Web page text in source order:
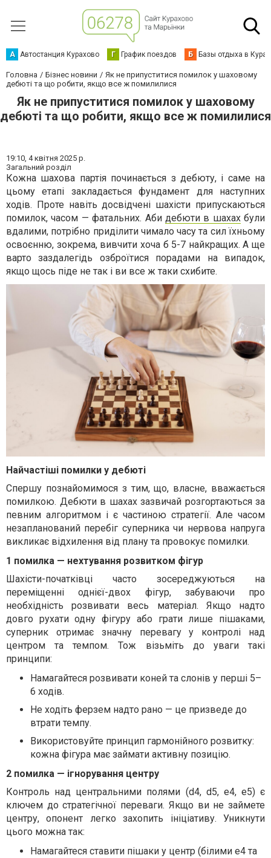
А Автостанция Курахово Г График поездов Б Базы отдыха в
Головна Бізнес новини
Як не припуститися помилок у шаховому
дебюті та що робити, якщо все ж помилилися
Як не припуститися помилок у шаховому
дебюті та що робити, якщо все ж помилилися
19:10, 4 квітня 2025 р.
Загальний розділ
Кожна шахова партія починається з дебюту, і саме на
цьому етапі закладається фундамент для наступних
ходів. Проте навіть досвідчені шахісти припускаються
помилок, часом — фатальних. Аби дебюти в шахахбули
вдалими, потрібно приділити чимало часу та сил їхньому
освоєнню, зокрема, вивчити хоча б 5-7 найкращих. А ще
варто заздалегідь озброїтися порадами на випадок,
якщо щось піде не так і ви все ж таки схибите.
Найчастіші помилки у дебюті
Спершу познайомимося з тим, що, власне, вважається
помилкою. Дебюти в шахах зазвичай розгортаються за
певним алгоритмом і є частиною стратегії. Але часом
незапланований перебіг суперника чи нервова напруга
викликає відхилення від плану та провокує помилки.
1 помилка — нехтування розвитком фігур
Шахісти-початківці часто зосереджуються на
переміщенні однієї-двох фігур, забуваючи про
необхідність розвивати весь матеріал. Якщо надто
довго рухати одну фігуру або грати лише пішаками,
суперник отримає значну перевагу у контролі над
центром та темпом. Тож візьміть до уваги такі
принципи:
Намагайтеся розвивати коней та слонів у перші 5–
6 ходів.
Не ходіть ферзем надто рано — це призведе до
втрати темпу.
Використовуйте принцип гармонійного розвитку:
кожна фігура має займати активну позицію.
2 помилка — ігнорування центру
Контроль над центральними полями (d4, d5, e4, e5) є
ключем до стратегічної переваги. Якщо ви не займете
центру, опонент легко захопить ініціативу. Уникнути
цього можна так:
Намагайтеся ставити пішаки у центр (білими e4 та